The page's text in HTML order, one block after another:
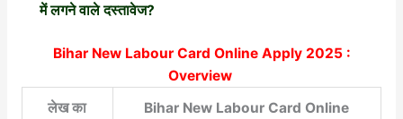
में लगने वाले दस्तावेज?
Bihar New Labour Card Online Apply 2025 :
Overview
लेख का
Bihar New Labour Card Online